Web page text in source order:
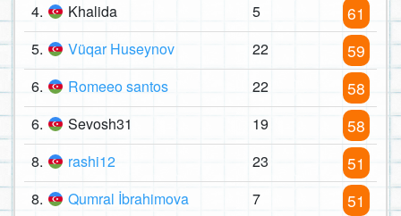
4. Khalida 5 61
5. Vüqar Huseynov 22 59
6. Romeeo santos 22 58
6. Sevosh31 19 58
8. rashi12 23 51
8. Qumral İbrahimova 7 51